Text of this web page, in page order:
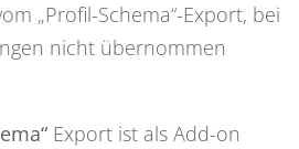
„Profil-Schema“-Export, bei
nicht übernommen
Export ist als Add-on